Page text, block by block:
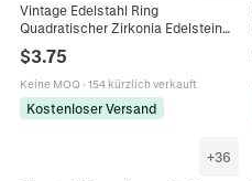
Vintage Edelstahl Ring
Quadratischer Zirkonia Edelstein
Gothic Punk Retro Graviertes Band
Schmuck Für Herren Damen
$3.75
Keine MOQ · 154 kürzlich verkauft
Kostenloser Versand
+36